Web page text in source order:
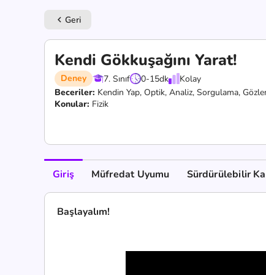
keyboard_arrow_left Geri
Kendi Gökkuşağını Yarat!
Deney 7. Sınıf 0-15dk
Kolay
Beceriler: Kendin Yap, Optik, Analiz, Sorgulama,
Konular: Fizik
Giriş Müfredat Uyumu Sürdürülebilir
Başlayalım!